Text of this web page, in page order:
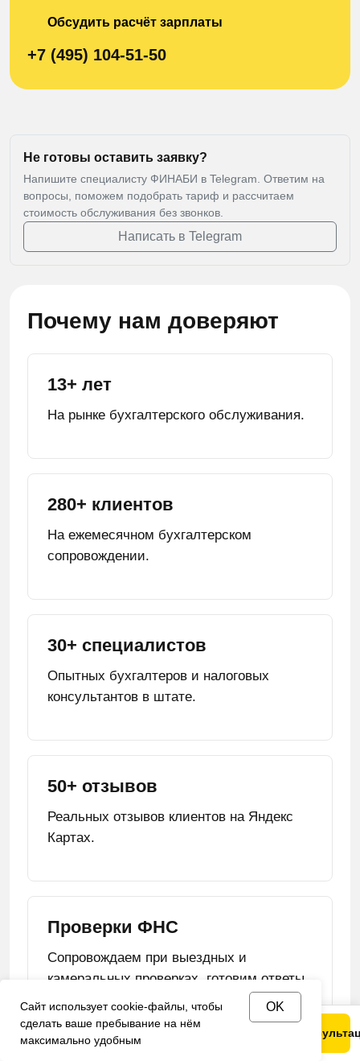
Обсудить расчёт зарплаты
+7 (495) 104-51-50
Не готовы оставить заявку?
Напишите специалисту ФИНАБИ в Telegram. Ответим на
вопросы, поможем подобрать тариф и рассчитаем
стоимость обслуживания без звонков.
Написать в Telegram
Почему нам доверяют
13+ лет
На рынке бухгалтерского обслуживания.
280+ клиентов
На ежемесячном бухгалтерском
сопровождении.
30+ специалистов
Опытных бухгалтеров и налоговых
консультантов в штате.
50+ отзывов
Реальных отзывов клиентов на Яндекс
Картах.
Проверки ФНС
Сопровождаем при выездных и
камеральных проверках, готовим ответы
на требования налоговой.
Позвонить Получить
Сайт использует cookie-файлы, чтобы
сделать ваше пребывание на нём
максимально удобным
OK